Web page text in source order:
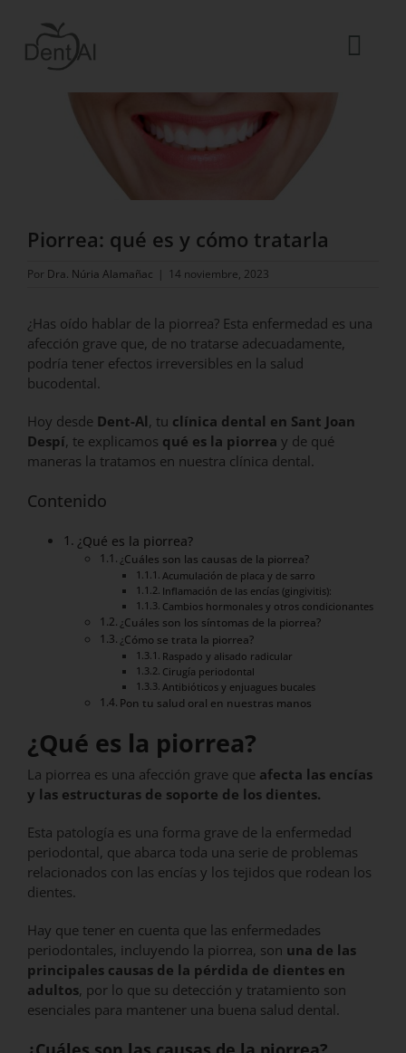
contenido
La Clínica
El equipo
Tratamientos
Blog
imagen
Piorrea: qué es y cómo tratarla
Por Dra. Núria Alamañac | 14 noviembre, 2023
¿Has oído hablar de la piorrea? Esta enfermedad es una
afección grave que, de no tratarse adecuadamente,
podría tener efectos irreversibles en la salud
bucodental.
Hoy desde Dent-Al, tu clínica dental en Sant Joan
Despí, te explicamos qué es la piorrea y de qué
maneras la tratamos en nuestra clínica dental.
Contenido
¿Qué es la piorrea?
¿Cuáles son las causas de la piorrea?
Acumulación de placa y de sarro
Inflamación de las encías (gingivitis):
Cambios hormonales y otros condicionantes
¿Cuáles son los síntomas de la piorrea?
¿Cómo se trata la piorrea?
Raspado y alisado radicular
Cirugía periodontal
Antibióticos y enjuagues bucales
Pon tu salud oral en nuestras manos
¿Qué es la piorrea?
La piorrea es una afección grave que afecta las encías
y las estructuras de soporte de los dientes.
Esta patología es una forma grave de la enfermedad
periodontal, que abarca toda una serie de problemas
relacionados con las encías y los tejidos que rodean los
dientes.
Hay que tener en cuenta que las enfermedades
periodontales, incluyendo la piorrea, son una de las
principales causas de la pérdida de dientes en
adultos, por lo que su detección y tratamiento son
esenciales para mantener una buena salud dental.